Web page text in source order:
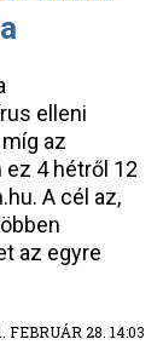
elleni
az
4 hétről 12
A cél az,
az egyre
FEBRUÁR 28. 14:03